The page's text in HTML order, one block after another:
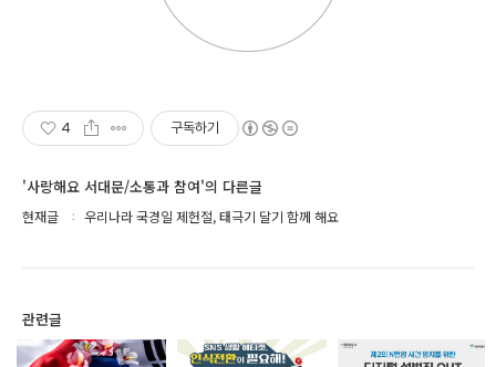
4 구독하기
'사랑해요 서대문/소통과 참여'의 다른글
현재글 우리나라 국경일 제헌절, 태극기 달기 함께 해요
관련글